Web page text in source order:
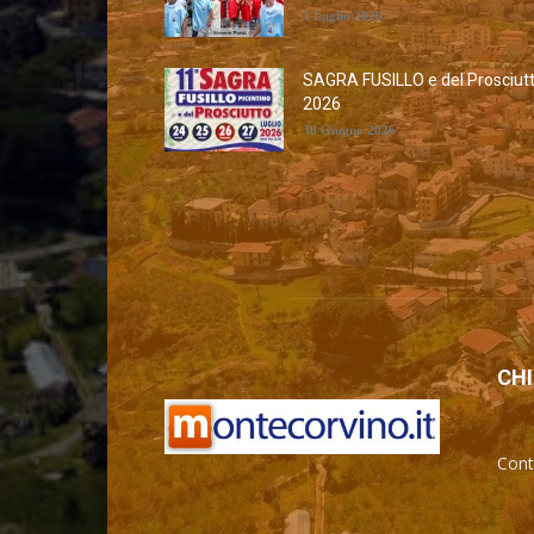
1 Luglio 2026
SAGRA FUSILLO e del
2026
30 Giugno 2026